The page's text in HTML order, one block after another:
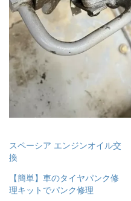
スペーシア エンジンオイル交
換
【簡単】車のタイヤパンク修
理キットでパンク修理